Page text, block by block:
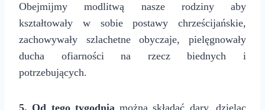
Obejmijmy modlitwą nasze rodziny aby
kształtowały w sobie postawy chrześcijańskie,
zachowywały szlachetne obyczaje, pielęgnowały
ducha ofiarności na rzecz biednych i
potrzebujących.
5. Od tego tygodniamożna składać dary, dzieląc